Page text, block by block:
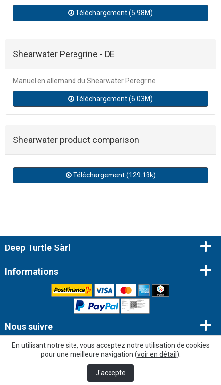
Téléchargement (5.98M)
Shearwater Peregrine - DE
Manuel en allemand du Shearwater Peregrine
Téléchargement (6.03M)
Shearwater product comparison
Téléchargement (129.18k)
Deep Turtle Sàrl
Informations
© 2026 Copyright - Deep Turtle Sàrl |
Nous suivre
Newsletter
En utilisant notre site, vous acceptez notre utilisation de cookies
pour une meilleure navigation (voir en détail ).
J'accepte
“Très bien”